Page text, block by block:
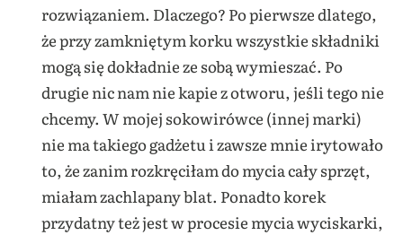
rozwiązaniem. Dlaczego? Po pierwsze dlatego,
że przy zamkniętym korku wszystkie składniki
mogą się dokładnie ze sobą wymieszać. Po
drugie nic nam nie kapie z otworu, jeśli tego nie
chcemy. W mojej sokowirówce (innej marki)
nie ma takiego gadżetu i zawsze mnie irytowało
to, że zanim rozkręciłam do mycia cały sprzęt,
miałam zachlapany blat. Ponadto korek
przydatny też jest w procesie mycia wyciskarki,